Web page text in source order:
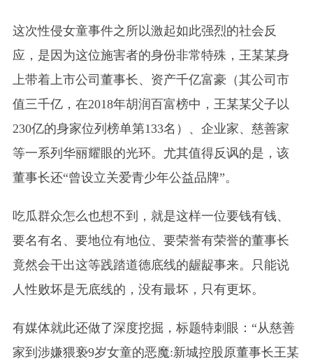
这次性侵女童事件之所以激起如此强烈的社会反
应，是因为这位施害者的身份非常特殊，王某某身
上带着上市公司董事长、资产千亿富豪（其公司市
值三千亿，在2018年胡润百富榜中，王某某父子以
230亿的身家位列榜单第133名）、企业家、慈善家
等一系列华丽耀眼的光环。尤其值得反讽的是，该
董事长还“曾设立关爱青少年公益品牌”。
吃瓜群众怎么也想不到，就是这样一位要钱有钱、
要名有名、要地位有地位、要荣誉有荣誉的董事长
竟然会干出这等践踏道德底线的龌龊事来。只能说
人性败坏是无底线的，没有最坏，只有更坏。
有媒体就此还做了深度挖掘，标题特刺眼：“从慈善
家到涉嫌猥亵9岁女童的恶魔:新城控股原董事长王某